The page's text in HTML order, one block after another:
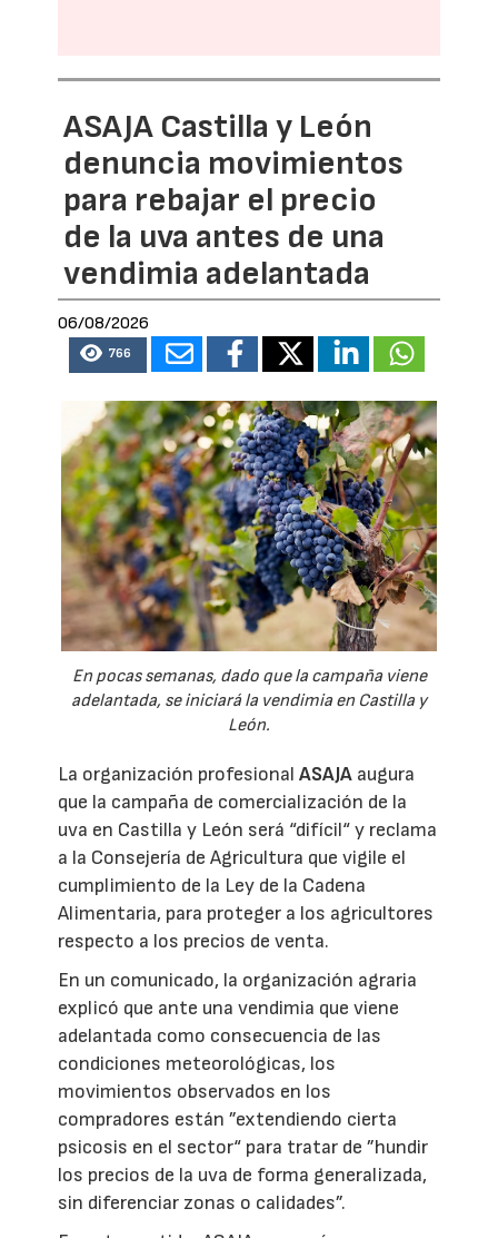
ASAJA Castilla y León
denuncia movimientos
para rebajar el precio
de la uva antes de una
vendimia adelantada
06/08/2026
766
En pocas semanas, dado que la campaña viene
adelantada, se iniciará la vendimia en Castilla y
León.
La organización profesionalASAJA augura
que la campaña de comercialización de la
uva en Castilla y León será “difícil“ y reclama
a la Consejería de Agricultura que vigile el
cumplimiento de la Ley de la Cadena
Alimentaria, para proteger a los agricultores
respecto a los precios de venta.
En un comunicado, la organización agraria
explicó que ante una vendimia que viene
adelantada como consecuencia de las
condiciones meteorológicas, los
movimientos observados en los
compradores están ”extendiendo cierta
psicosis en el sector“ para tratar de ”hundir
los precios de la uva de forma generalizada,
sin diferenciar zonas o calidades”.